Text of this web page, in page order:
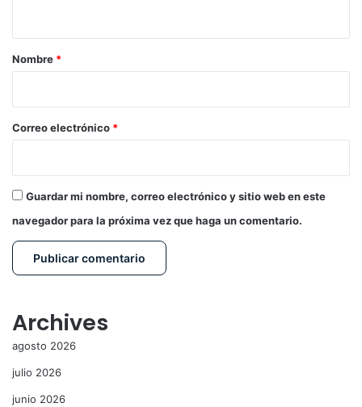
r
*
Nombre *
Correo electrónico *
Guardar mi nombre, correo electrónico y sitio web en este
navegador para la próxima vez que haga un comentario.
Archives
agosto 2026
julio 2026
junio 2026